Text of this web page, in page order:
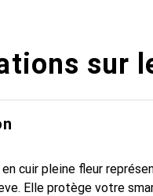
sur
cuir pleine fleur
Elle protège votre